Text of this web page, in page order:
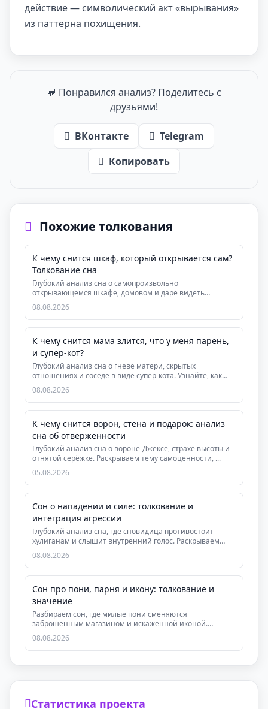
действие — символический акт «вырывания»
из паттерна похищения.
💬 Понравился анализ? Поделитесь с
друзьями!
ВКонтакте
Telegram
Копировать
Похожие толкования
К чему снится шкаф, который открывается сам?
Толкование сна
Глубокий анализ сна о самопроизвольно
открывающемся шкафе, домовом и даре видеть
скрытую суть людей....
08.08.2026
К чему снится мама злится, что у меня парень,
и супер-кот?
Глубокий анализ сна о гневе матери, скрытых
отношениях и соседе в виде супер-кота. Узнайте, как
этот...
08.08.2026
К чему снится ворон, стена и подарок: анализ
сна об отверженности
Глубокий анализ сна о вороне-Джексе, страхе высоты и
отнятой серёжке. Раскрываем тему самоценности, ...
05.08.2026
Сон о нападении и силе: толкование и
интеграция агрессии
Глубокий анализ сна, где сновидица противостоит
хулиганам и слышит внутренний голос. Раскрываем
знач...
08.08.2026
Сон про пони, парня и икону: толкование и
значение
Разбираем сон, где милые пони сменяются
заброшенным магазином и искажённой иконой.
Узнайте, что он г...
08.08.2026
Статистика проекта